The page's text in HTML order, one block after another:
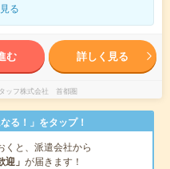
る
む 詳しく見る
ッフ株式会社 首都圏
る！」をタップ！
くと、派遣会社から
迎」 が届きます！